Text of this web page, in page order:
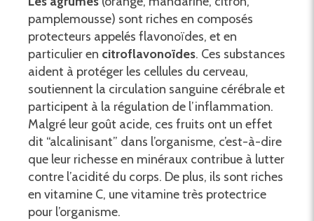
pamplemousse) sont riches en composés
protecteurs appelés flavonoïdes, et en
particulier en citroflavonoïdes. Ces substances
aident à protéger les cellules du cerveau,
soutiennent la circulation sanguine cérébrale et
participent à la régulation de l’inflammation.
Malgré leur goût acide, ces fruits ont un effet
dit “alcalinisant” dans l’organisme, c’est-à-dire
que leur richesse en minéraux contribue à lutter
contre l’acidité du corps. De plus, ils sont riches
en vitamine C, une vitamine très protectrice
pour l’organisme.